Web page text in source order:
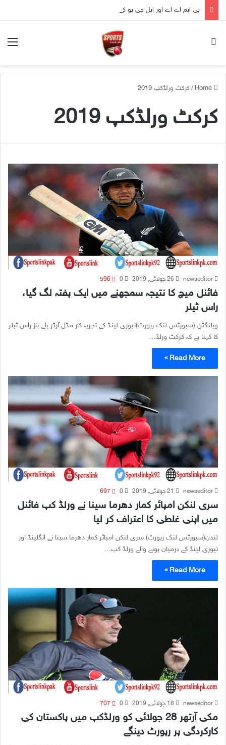
/کرکٹ ورلڈکپ 2019
کرکٹ ورلڈکپ 2019
newseditor 26 جولائی, 2019 0
596
فائنل میچ کا نتیجہ سمجھنے میں ایک ہفتہ لگ گیا،
راس ٹیلر
ویلنگٹن (سپورٹس لنک رپورٹ)نیوزی لینڈ کے تجربہ کار مڈل آرڈر بلے باز راس ٹیلر
کا کہنا ہے کہ کرکٹ ورلڈ…
Read More »
newseditor 21 جولائی, 2019 0
697
سری لنکن امپائر کمار دھرما سینا نے ورلڈ کپ فائنل
میں اپنی غلطی کا اعتراف کر لیا
لندن(سپورٹس لنک رپورٹ) سری لنکن امپائر کمار دھرما سینا نے انگلینڈ اور
نیوزی لینڈ کے درمیان ہونے والے ورلڈ کپ…
Read More »
newseditor 18 جولائی, 2019 0
707
مکی آرتھر 28 جولائی کو ورلڈکپ میں پاکستان کی
کارکردگی پر رپورٹ دینگے